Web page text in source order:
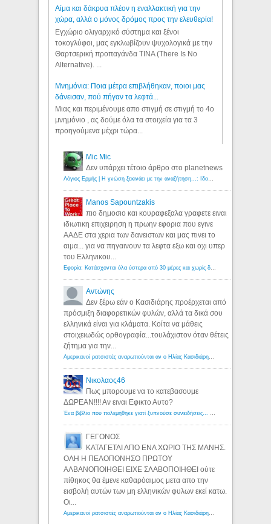
Αίμα και δάκρυα πλέον η εναλλακτική για την
χώρα, αλλά ο μόνος δρόμος προς την ελευθερία!
Εγχώριο ολιγαρχικό σύστημα και ξένοι
τοκογλύφοι, μας εγκλωβίζουν ψυχολογικά με την
Θαρτσερική προπαγάνδα TINA (There Is No
Alternative). ...
Μνημόνια: Ποια μέτρα επιβλήθηκαν, ποιοι μας
δάνεισαν, πού πήγαν τα λεφτά...
Μιας και περιμένουμε απο στιγμή σε στιγμή το 4ο
μνημόνιο , ας δούμε όλα τα στοιχεία για τα 3
προηγούμενα μέχρι τώρα...
Mic Mic
Δεν υπάρχει τέτοιο άρθρο στο planetnews
Λόγιος Ερμής | Η γνώση ξεκινάει με την αναζήτηση...: Ιδού οι 18 που χρωστούν 11 δις ευρώ!
Manos Sapountzakis
πιο δημοσιο και κουραφεξαλα γραφετε ειναι
ιδιωτικη επιχειρηση η πρωην εφορια που εγινε
ΑΑΔΕ στα χερια των δανειστων και μας πινει το
αιμα... για να πηγαινουν τα λεφτα εξω και οχι υπερ
του Ελληνικου...
Εφορία: Κατάσχονται όλα ύστερα από 30 μέρες και χωρίς δικαστικές αποφάσεις - Λόγιος Ερμής
Αντώνης
Δεν ξέρω εάν ο Κασιδιάρης προέρχεται από
πρόσμιξη διαφορετικών φυλών, αλλά τα δικά σου
ελληνικά είναι για κλάματα. Κοίτα να μάθεις
στοιχειωδώς ορθογραφία...τουλάχιστον όταν θέτεις
ζήτημα για την...
Αμερικανοί ρατσιστές αναρωτιούνται αν ο Ηλίας Κασιδιάρης ανήκει στη λευκή φυλή... - Λόγιος Ερμής
Νικολαος46
Πως μπορουμε να το κατεβασουμε
ΔΩΡΕΑΝ!!!! Αν ειναι Εφικτο Αυτο?
Ένα βιβλίο που πολεμήθηκε γιατί ξυπνούσε συνειδήσεις... - Λόγιος Ερμής | Η γνώση ξεκινάει με την αναζήτηση...
ΓΕΓΟΝΟΣ
ΚΑΤΑΓΕΤΑΙ ΑΠΟ ΕΝΑ ΧΩΡΙΟ ΤΗΣ ΜΑΝΗΣ.
ΟΛΗ Η ΠΕΛΟΠΟΝΗΣΟ ΠΡΩΤΟΥ
ΑΛΒΑΝΟΠΟΙΗΘΕΙ ΕΙΧΕ ΣΛΑΒΟΠΟΙΗΘΕΙ ούτε
πίθηκος θα έμενε καθαρόαιμος μετα απο την
εισβολή αυτών των μη ελληνικών φυλων εκεί κατω.
Οι...
Αμερικανοί ρατσιστές αναρωτιούνται αν ο Ηλίας Κασιδιάρης ανήκει στη λευκή φυλή... - Λόγιος Ερμής